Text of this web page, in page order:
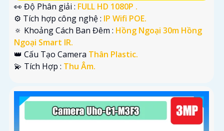
👀 Độ Phân giải : FULL HD 1080P .
⚙ Tích hợp công nghệ : IP Wifi POE.
🔅 Khoảng Cách Ban Đêm : Hồng Ngoại 30m Hồng
Ngoại Smart IR.
👑 Cấu Tạo Camera Thân Plastic.
️💫 Tích Hợp : Thu Âm.